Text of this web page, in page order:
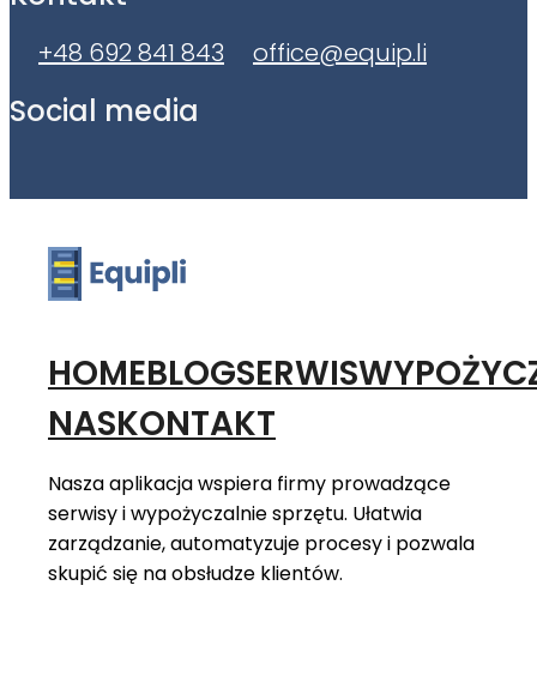
+48 692 841 843 office@equip.li
Social media
HOMEBLOGSERWIS
NASKONTAKT
Nasza aplikacja wspiera firmy prowadzące
serwisy i wypożyczalnie sprzętu. Ułatwia
zarządzanie, automatyzuje procesy i pozwala
skupić się na obsłudze klientów.